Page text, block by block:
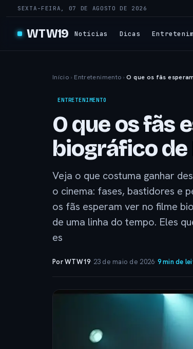
SEXTA-FEIRA, 07 DE AGOSTO DE 2026
WTW19 Notícias Dicas
Início › Entretenimento › O que os fãs
ENTRETENIMENTO
O que os fãs
biográfico de
Veja o que costuma ganhar
o cinema: fases, bastidores e
os fãs esperam ver no filme
de uma linha do tempo. Eles
es
Por WTW19· 23 de maio de 2026·9 min de